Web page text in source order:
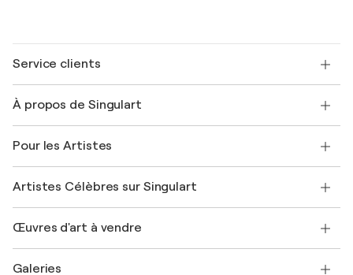
Service clients
Expédition
Offrir une carte cadeau
Rejoignez notre programme commercial
Mon compte
+33 1 76 44 06 42
À propos de Singulart
FAQ
Magazine Singulart
Emplois
Découvrez une sélection d'art original
Pour les Artistes
Se connecter en tant qu'Artiste
Artistes Célèbres sur Singulart
Marc Chagall
Œuvres d'art à vendre
Tableaux abstraits à vendre
Galeries